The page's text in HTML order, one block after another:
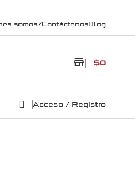
somos?ContáctenosBlog
store $0
Acceso / Registro